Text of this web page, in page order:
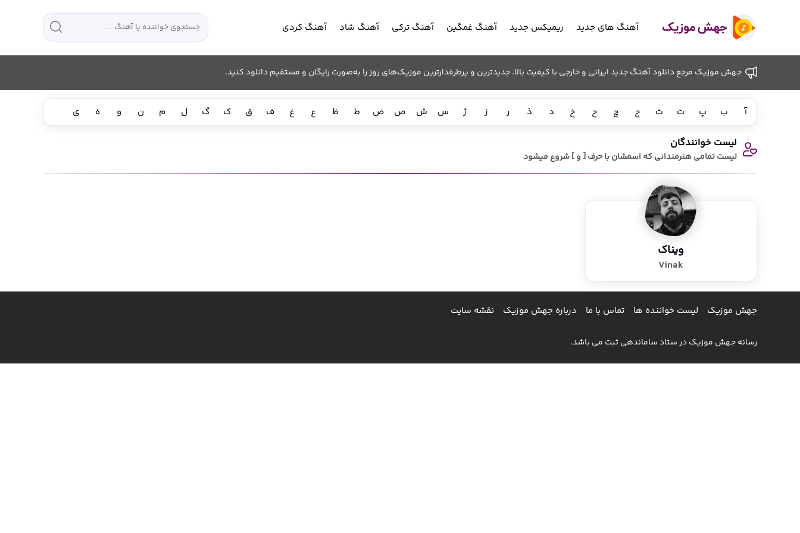
آهنگ های جدید ریمیکس جدید آهنگ غمگین آهنگ ترکی آهنگ شاد آهنگ کردی
جهش موزیک مرجع دانلود آهنگ جدید ایرانی و خارجی با کیفیت بالا. جدیدترین و پرطرفدارترین موزیک‌های روز را به‌صورت رایگان و مستقیم دانلود کنید.
آ ب پ ت ث ج چ ح خ د ذ ر ز ژ س ش ص ض ط ظ ع غ ف ق ک گ ل م ن و ه ی
لیست خوانندگان
لیست تمامی هنرمندانی که اسمشان با حرف [ و ] شروع میشود
ویناک
Vinak
جهش موزیک لیست خواننده ها تماس با ما درباره جهش موزیک نقشه سایت
رسانه جهش موزیک در ستاد ساماندهی ثبت می باشد.